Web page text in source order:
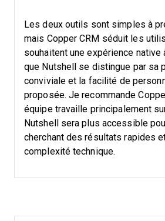
Les deux outils sont simples à
mais Copper CRM séduit les
souhaitent une expérience native
que Nutshell se distingue par sa
conviviale et la facilité de
proposée. Je recommande
équipe travaille principalement
Nutshell sera plus accessible
cherchant des résultats rapides
complexité technique.